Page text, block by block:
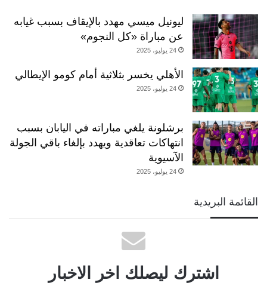
ليونيل ميسي مهدد بالإيقاف بسبب غيابه
عن مباراة «كل النجوم»
24 يوليو، 2025
الأهلي يخسر بثلاثية أمام كومو الإيطالي
24 يوليو، 2025
برشلونة يلغي مباراته في اليابان بسبب
انتهاكات تعاقدية ويهدد بإلغاء باقي الجولة
الآسيوية
24 يوليو، 2025
القائمة البريدية
اشترك ليصلك اخر الاخبار